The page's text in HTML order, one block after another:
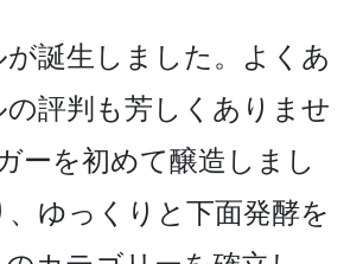
誕生しまし­た。よくあ
評判も芳しくありませ
ーを初めて醸造しまし
ゆっ­くりと下面発酵を